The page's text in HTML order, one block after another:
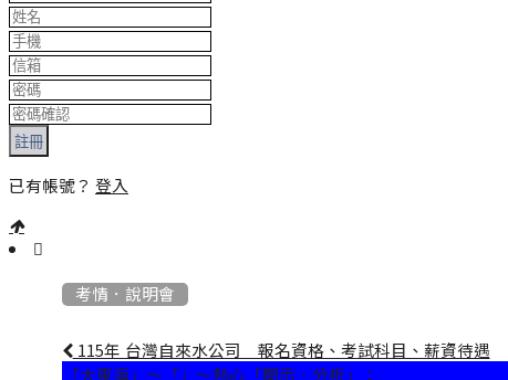
註冊
已有帳號？ 登入
::: 考情．說明會
115年 台灣自來水公司 報名資格、考試科目、薪資待遇
「大東海」～「」～熱心「開示．分析」：